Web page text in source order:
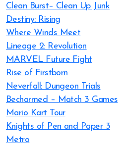
Clean Burst– Clean Up Junk
Destiny: Rising
Where Winds Meet
Lineage 2: Revolution
MARVEL Future Fight
Rise of Firstborn
Neverfall: Dungeon Trials
Becharmed – Match 3 Games
Mario Kart Tour
Knights of Pen and Paper 3
Metro